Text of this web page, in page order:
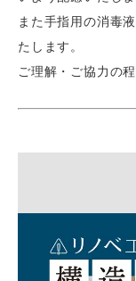
また手指用の消毒
たします。
ご理解・ご協力の